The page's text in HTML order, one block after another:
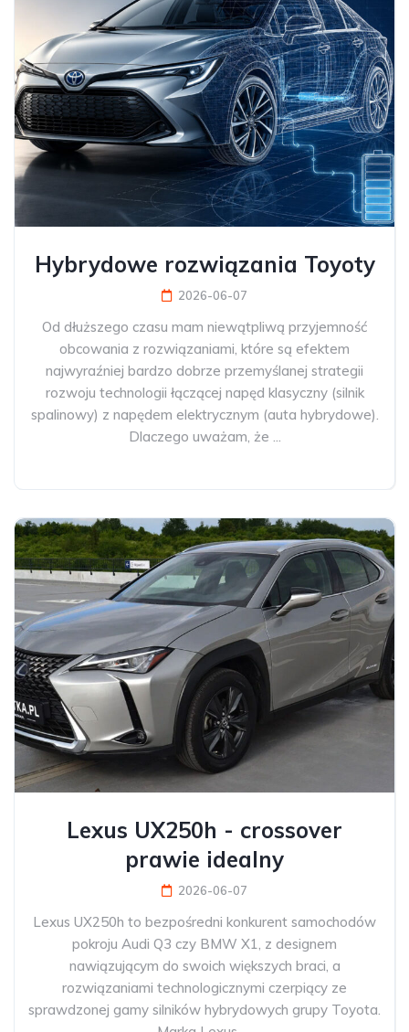
Hybrydowe rozwiązania Toyoty
2026-06-07
Od dłuższego czasu mam niewątpliwą przyjemność
obcowania z rozwiązaniami, które są efektem
najwyraźniej bardzo dobrze przemyślanej strategii
rozwoju technologii łączącej napęd klasyczny (silnik
spalinowy) z napędem elektrycznym (auta hybrydowe).
Dlaczego uważam, że ...
Lexus UX250h - crossover
prawie idealny
2026-06-07
Lexus UX250h to bezpośredni konkurent samochodów
pokroju Audi Q3 czy BMW X1, z designem
nawiązującym do swoich większych braci, a
rozwiązaniami technologicznymi czerpiący ze
sprawdzonej gamy silników hybrydowych grupy Toyota.